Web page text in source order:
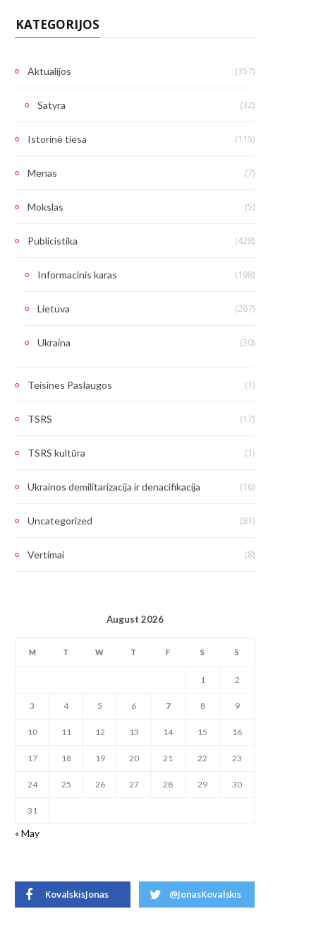
KATEGORIJOS
Aktualijos (357)
Satyra (32)
Istorinė tiesa (115)
Menas (7)
Mokslas (5)
Publicistika (428)
Informacinis karas (198)
Lietuva (267)
Ukraina (30)
Teisines Paslaugos (1)
TSRS (17)
TSRS kultūra (1)
Ukrainos demilitarizacija ir denacifikacija (16)
Uncategorized (81)
Vertimai (8)
August 2026
M T W T F S S
1 2
3 4 5 6 7 8 9
10 11 12 13 14 15 16
17 18 19 20 21 22 23
24 25 26 27 28 29 30
31
« May
KovalskisJonas @JonasKovalskis